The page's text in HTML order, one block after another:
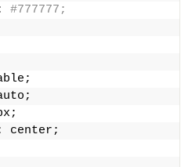
#777777;
center;